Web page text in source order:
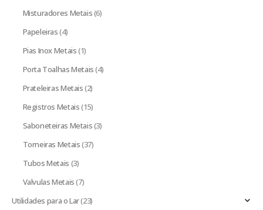
Misturadores Metais(6)
Papeleiras(4)
Pias Inox Metais(1)
Porta Toalhas Metais(4)
Prateleiras Metais(2)
Registros Metais(15)
Saboneteiras Metais(3)
Torneiras Metais(37)
Tubos Metais (3)
Valvulas Metais(7)
Utilidades para o Lar(23)